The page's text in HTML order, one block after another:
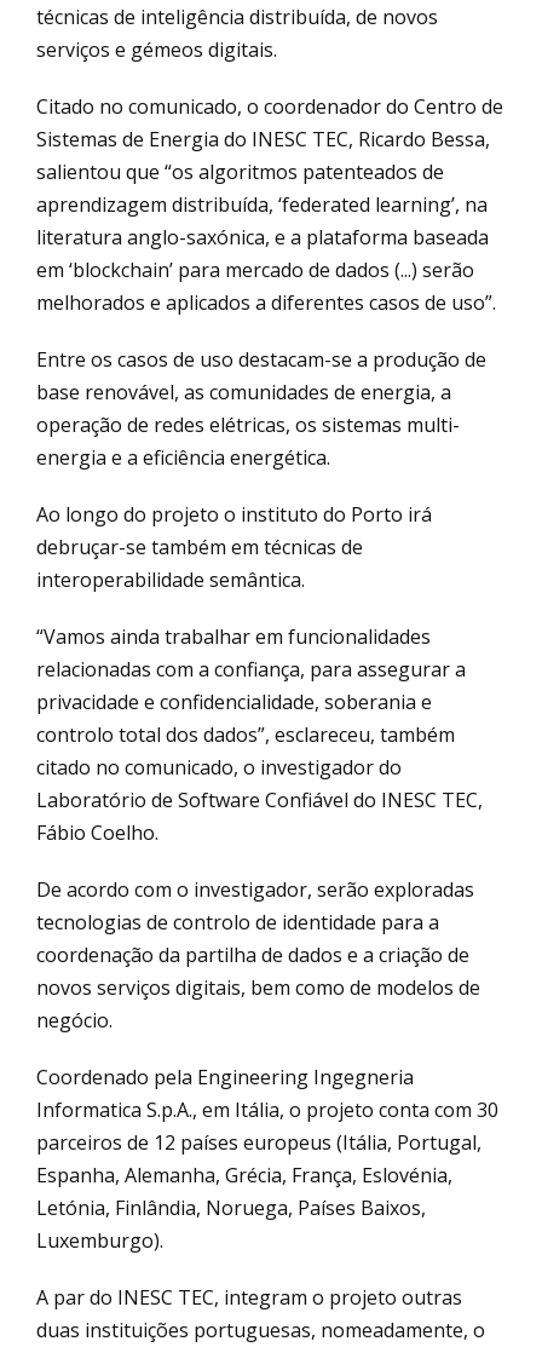
técnicas de inteligência distribuída, de novos
serviços e gémeos digitais.
Citado no comunicado, o coordenador do Centro de
Sistemas de Energia do INESC TEC, Ricardo Bessa,
salientou que “os algoritmos patenteados de
aprendizagem distribuída, ‘federated learning’, na
literatura anglo-saxónica, e a plataforma baseada
em ‘blockchain’ para mercado de dados (...) serão
melhorados e aplicados a diferentes casos de uso”.
Entre os casos de uso destacam-se a produção de
base renovável, as comunidades de energia, a
operação de redes elétricas, os sistemas multi-
energia e a eficiência energética.
Ao longo do projeto o instituto do Porto irá
debruçar-se também em técnicas de
interoperabilidade semântica.
“Vamos ainda trabalhar em funcionalidades
relacionadas com a confiança, para assegurar a
privacidade e confidencialidade, soberania e
controlo total dos dados”, esclareceu, também
citado no comunicado, o investigador do
Laboratório de Software Confiável do INESC TEC,
Fábio Coelho.
De acordo com o investigador, serão exploradas
tecnologias de controlo de identidade para a
coordenação da partilha de dados e a criação de
novos serviços digitais, bem como de modelos de
negócio.
Coordenado pela Engineering Ingegneria
Informatica S.p.A., em Itália, o projeto conta com 30
parceiros de 12 países europeus (Itália, Portugal,
Espanha, Alemanha, Grécia, França, Eslovénia,
Letónia, Finlândia, Noruega, Países Baixos,
Luxemburgo).
A par do INESC TEC, integram o projeto outras
duas instituições portuguesas, nomeadamente, o